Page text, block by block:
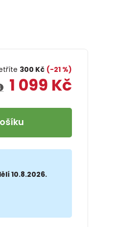
300 Kč (-21 %)
1 099 Kč
10.8.2026.